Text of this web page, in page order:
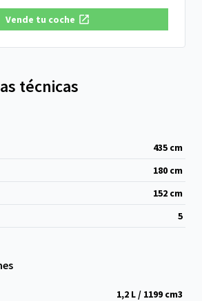
Vende tu coche
técnicas
435 cm
180 cm
152 cm
5
1,2 L / 1199 cm3